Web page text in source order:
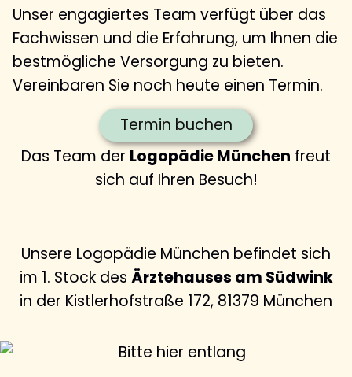
Unser engagiertes Team verfügt über das
Fachwissen und die Erfahrung, um Ihnen die
bestmögliche Versorgung zu bieten.
Vereinbaren Sie noch heute einen Termin.
Termin buchen
Das Team der Logopädie München freut
sich auf Ihren Besuch!
Unsere Logopädie München befindet sich
im 1. Stock des Ärztehauses am Südwink
in der Kistlerhofstraße 172, 81379 München